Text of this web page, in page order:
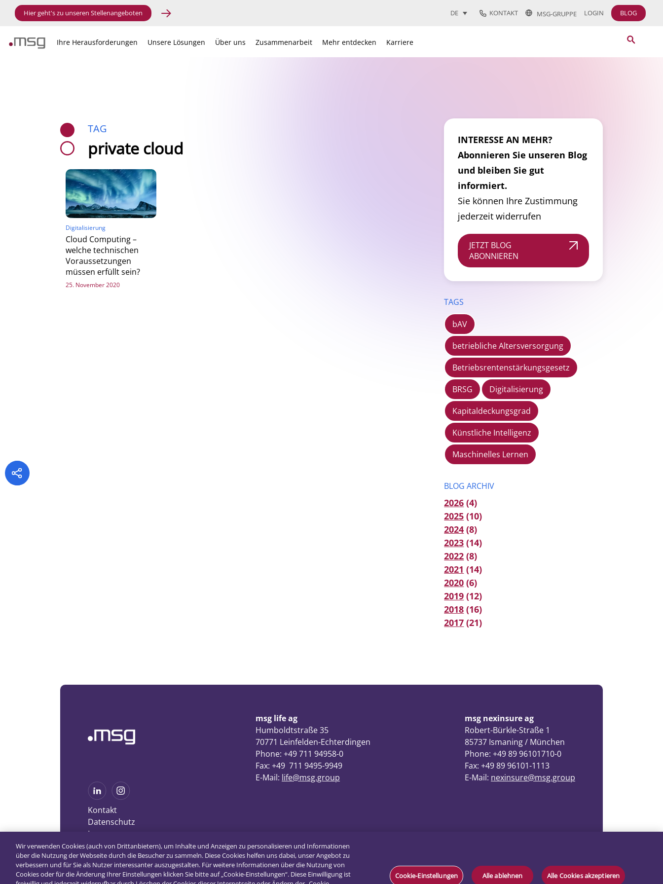
Hier geht's zu unseren Stellenangeboten DE KONTAKT MSG-GRUPPE LOGIN BLOG
Ihre Herausforderungen Unsere Lösungen Über uns Zusammenarbeit Mehr entdecken Karriere
TAG
private cloud
Digitalisierung
Cloud Computing –
welche technischen
Voraussetzungen
müssen erfüllt sein?
25. November 2020
INTERESSE AN MEHR?
Abonnieren Sie unseren Blog
und bleiben Sie gut
informiert.
Sie können Ihre Zustimmung
jederzeit widerrufen
JETZT BLOG
ABONNIEREN
TAGS
bAV
betriebliche Altersversorgung
Betriebsrentenstärkungsgesetz
BRSG
Digitalisierung
Kapitaldeckungsgrad
Künstliche Intelligenz
Maschinelles Lernen
BLOG ARCHIV
2026 (4)
2025 (10)
2024 (8)
2023 (14)
2022 (8)
2021 (14)
2020 (6)
2019 (12)
2018 (16)
2017 (21)
Kontakt
Datenschutz
Impressum
msg life ag
Humboldtstraße 35
70771 Leinfelden-Echterdingen
Phone: +49 711 94958-0
Fax: +49 711 9495-9949
E-Mail: life@msg.group
msg nexinsure ag
Robert-Bürkle-Straße 1
85737 Ismaning / München
Phone: +49 89 96101710-0
Fax: +49 89 96101-1113
E-Mail: nexinsure@msg.group
Wir verwenden Cookies (auch von Drittanbietern), um Inhalte und Anzeigen zu personalisieren und Informationen
über die Nutzung der Webseite durch die Besucher zu sammeln. Diese Cookies helfen uns dabei, unser Angebot zu
verbessern und für Sie als Nutzer interessanter auszugestalten. Für weitere Informationen über die Nutzung von
Cookies oder für die Änderung Ihrer Einstellungen klicken Sie bitte auf „Cookie-Einstellungen“. Diese Einwilligung ist
Cookie-Einstellungen Alle ablehnen Alle Cookies akzeptieren